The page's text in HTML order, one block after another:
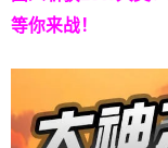
等你来战！